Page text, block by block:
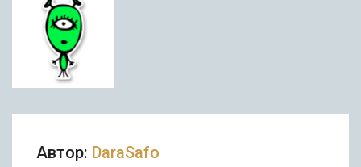
Автор: DaraSafo